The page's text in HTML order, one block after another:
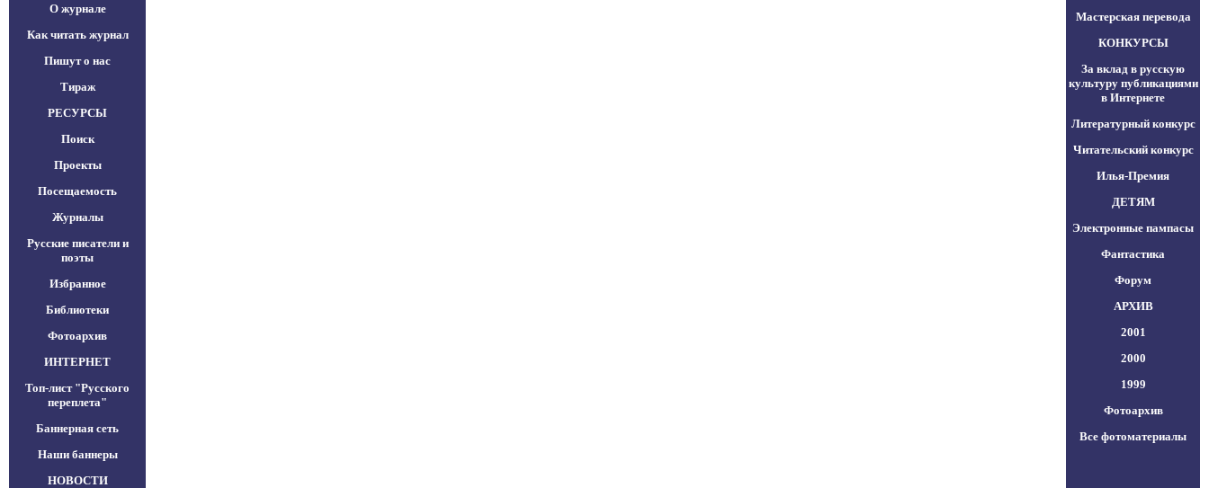
О журнале
Как читать журнал
Пишут о нас
Тираж
РЕСУРСЫ
Поиск
Проекты
Посещаемость
Журналы
Русские писатели и
поэты
Избранное
Библиотеки
Фотоархив
ИНТЕРНЕТ
Топ-лист "Русского
переплета"
Баннерная сеть
Наши баннеры
НОВОСТИ
Мастерская перевода
КОНКУРСЫ
За вклад в русскую
культуру публикациями
в Интернете
Литературный конкурс
Читательский конкурс
Илья-Премия
ДЕТЯМ
Электронные пампасы
Фантастика
Форум
АРХИВ
2001
2000
1999
Фотоархив
Все фотоматериалы